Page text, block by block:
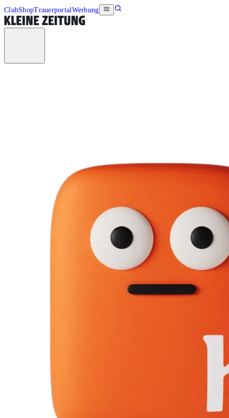
ClubShopTrauerportalWerbung